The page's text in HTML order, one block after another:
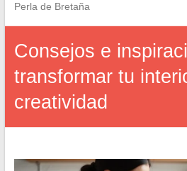
Perla de Bretaña
Consejos e
transformar tu
creatividad